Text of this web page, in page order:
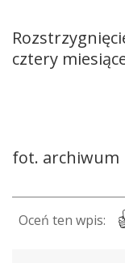
cztery
fot. archiwum